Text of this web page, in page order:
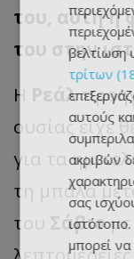
του, αυτή η
του στην
Η Ρεάλ
ουσίας είχε
για τα
τη μπάλα
του Σάβιομε
βελτίωση
τρίτων
αυτούς
ακριβών
σας
μπορεί